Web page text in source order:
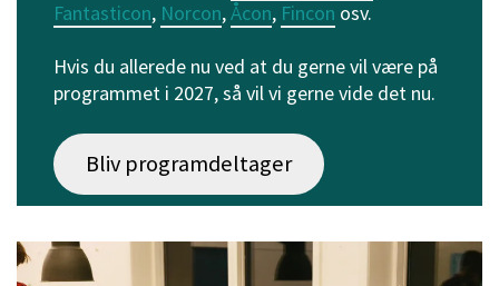
Fantasticon, Norcon,Åcon, Fincon osv.
Hvis du allerede nu ved at du gerne vil være på
programmet i 2027, så vil vi gerne vide det nu.
Bliv programdeltager